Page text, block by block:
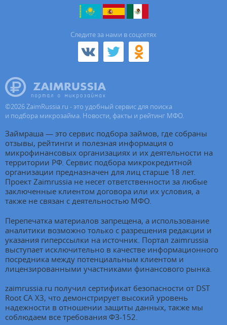
Cледите за нами в соцсетях
©2026ZaimRussia.ru - это удобный сервис для поиска
и подбора микрозайма. Новости, факты и рейтинг МФО.
Займраша — это сервис подбора займов, где собраны
отзывы, рейтинги и полезная информация о
микрофинансовых организациях и их деятельности на
территории РФ. Сервис подбора микрокредитной
организации предназначен для лиц старше 18 лет.
Проект Zaimrussia не несет ответственности за любые
заключенные клиентом договора или их условия, а
также не связан с деятельностью МФО.
Перепечатка материалов запрещена, а использование
аналитики возможно только с разрешения редакции и
указания гиперссылки на источник. Портал zaimrussia
выступает исключительно в качестве информационного
посредника между потенциальным клиентом и
лицензированными участниками финансового рынка.
zaimrussia.ru получил сертификат безопасности от DST
Root CA X3, что демонстрирует высокий уровень
надежности в отношении защиты данных, также мы
соблюдаем все требования ФЗ-152.